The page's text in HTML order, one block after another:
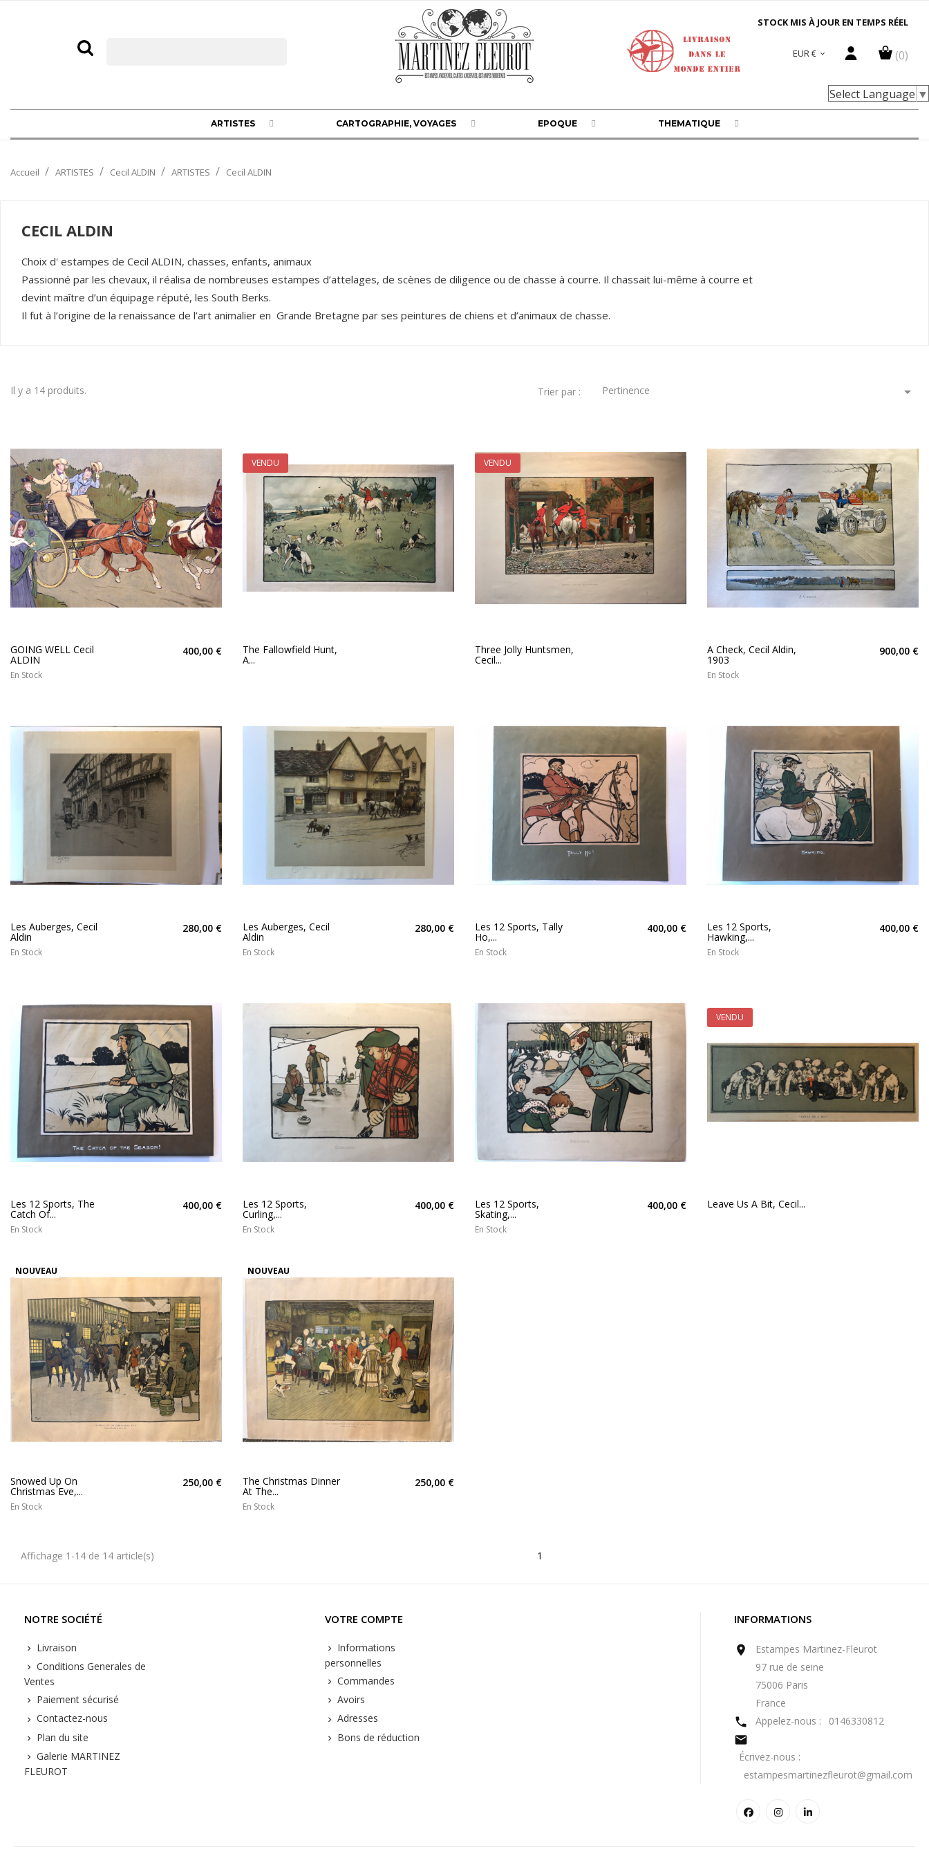
STOCK MIS À JOUR EN TEMPS RÉEL
(0)
EUR € 
Select Language ▼
ARTISTES CARTOGRAPHIE, VOYAGES EPOQUE THEMATIQUE
Accueil ARTISTES Cecil ALDIN ARTISTES Cecil ALDIN
CECIL ALDIN
Choix d' estampes de Cecil ALDIN, chasses, enfants, animaux
Passionné par les chevaux, il réalisa de nombreuses estampes d’attelages, de scènes de diligence ou de chasse à courre. Il chassait lui-même à courre et
devint maître d’un équipage réputé, les South Berks.
Il fut à l’origine de la renaissance de l’art animalier en Grande Bretagne par ses peintures de chiens et d’animaux de chasse.
Il y a 14 produits. Trier par : Pertinence 
GOING WELL Cecil
ALDIN
400,00 €
En Stock
The Fallowfield Hunt,
A...
VENDU
Three Jolly Huntsmen,
Cecil...
VENDU
A Check, Cecil Aldin,
1903
900,00 €
En Stock
Les Auberges, Cecil
Aldin
280,00 €
En Stock
Les Auberges, Cecil
Aldin
280,00 €
En Stock
Les 12 Sports, Tally
Ho,...
400,00 €
En Stock
Les 12 Sports,
Hawking,...
400,00 €
En Stock
Les 12 Sports, The
Catch Of...
400,00 €
En Stock
Les 12 Sports,
Curling,...
400,00 €
En Stock
Les 12 Sports,
Skating,...
400,00 €
En Stock
Leave Us A Bit, Cecil...
VENDU
NOUVEAU
Snowed Up On
Christmas Eve,...
250,00 €
En Stock
NOUVEAU
The Christmas Dinner
At The...
250,00 €
En Stock
Affichage 1-14 de 14 article(s) 1
NOTRE SOCIÉTÉ
Livraison
Conditions Generales de
Ventes
Paiement sécurisé
Contactez-nous
Plan du site
Galerie MARTINEZ
FLEUROT
VOTRE COMPTE
Informations
personnelles
Commandes
Avoirs
Adresses
Bons de réduction
INFORMATIONS

Estampes Martinez-Fleurot
97 rue de seine
75006 Paris
France
 Appelez-nous : 0146330812

Écrivez-nous :
estampesmartinezfleurot@gmail.com